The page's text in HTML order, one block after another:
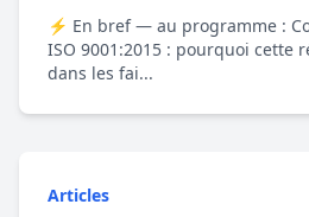
⚡ En bref — au programme :
ISO 9001:2015 : pourquoi cette
dans les fai...
Articles